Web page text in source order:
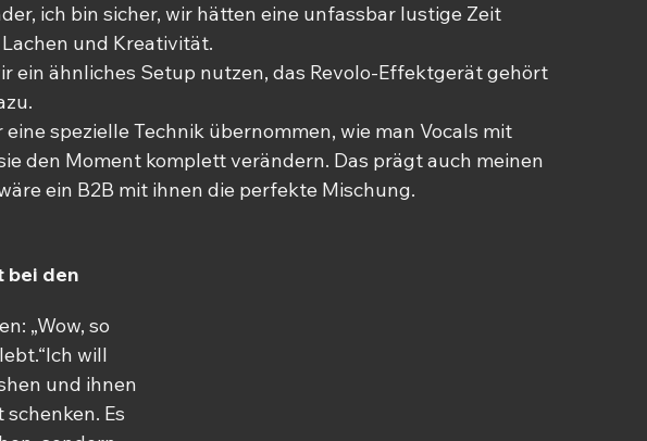
ich bin sicher, wir hätten eine unfassbar lustige Zeit
und Kreativität.
ein ähnliches Setup nutzen, das Revolo-Effektgerät gehört
eine spezielle Technik übernommen, wie man Vocals mit
den Moment komplett verändern. Das prägt auch meinen
ein B2B mit ihnen die perfekte Mischung.
bei den
„Wow, so
will
und ihnen
Es